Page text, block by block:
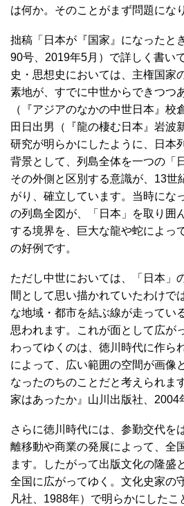
は何か。そのことがまず問題にな
拙稿「日本が『国家』になったと
90号、2019年5月）で詳しく書い
史・思想史においては、主権国家
素地が、すでに中世からできつつ
（『アジアのなかの中世日本』校
田日出男（『龍の棲む日本』岩波
研究が明らかにしたように、日本
背景として、列島全体を一つの「
その外側と区別する意識が、13世
がり、確立しています。当時にな
の列島全図が、「日本」を取り囲
する境界を、巨大な龍や蛇によっ
の好例です。
ただし中世においては、「日本」
間として思い描かれていたわけで
な地域・都市を結ぶ線が走ってい
思われます。これが面として広が
わってゆくのは、徳川時代に作ら
によって、広い範囲の空間が画像
なったのちのことだと考えられま
家はあったか』山川出版社、2004
さらに徳川時代には、参勤交代を
離移動や商業の発展によって、全
ます。したがって出版文化の隆盛
全国に広がってゆく。文化史家の
凡社、1988年）で明らかにした